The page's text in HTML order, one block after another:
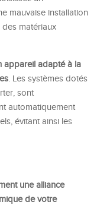
mauvaise installation
matériaux
appareil adapté à la
. Les systèmes dotés
sont
automatiquement
évitant ainsi les
une alliance
de votre